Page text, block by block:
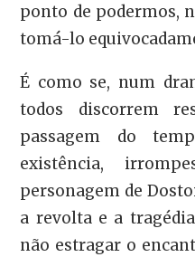
ponto de podermos,
tomá-lo
É como se, num
todos discorrem
passagem do
existência,
personagem de
a revolta e a
não estragar o